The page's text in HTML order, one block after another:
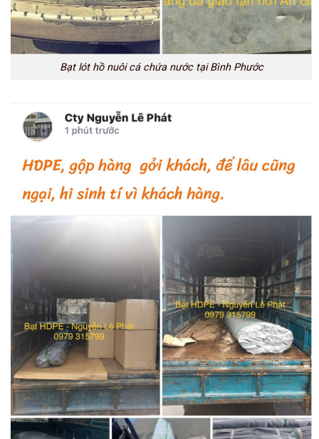
Bạt lót hồ nuôi cá chứa nước tại Bình Phước